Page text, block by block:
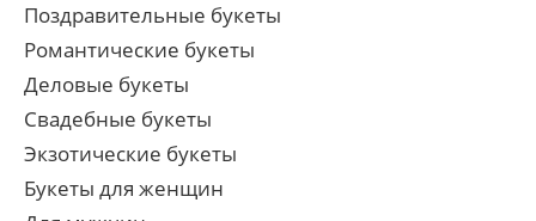
Поздравительные букеты
Романтические букеты
Деловые букеты
Свадебные букеты
Экзотические букеты
Букеты для женщин